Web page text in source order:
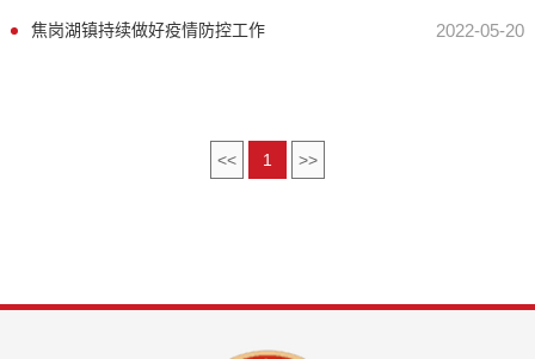
焦岗湖镇持续做好疫情防控工作 2022-05-20
<< 1 >>